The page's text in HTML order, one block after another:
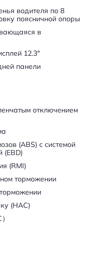
водителя по 8
поясничной опоры
в
12.3"
панели
отключением
(ABS) с системой
(EBD)
(RMI)
торможении
(HAC)